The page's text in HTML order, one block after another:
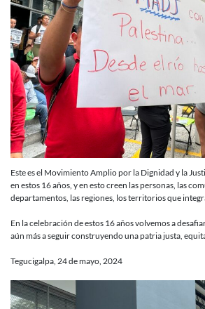
Este es el Movimiento Amplio por la Dignidad y la
en estos 16 años, y en esto creen las personas, las
departamentos, las regiones, los territorios que
En la celebración de estos 16 años volvemos a
aún más a seguir construyendo una patria justa,
Tegucigalpa, 24 de mayo, 2024